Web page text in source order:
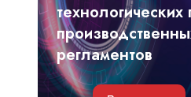
регламентов